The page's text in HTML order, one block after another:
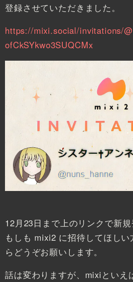
登録させていただきました。
https://mixi.social/invitations/
ofCkSYkwo3SUQCMx
12月23日まで上のリンクで新規
もしも mixi2 に招待してほし
らどうぞお願いします。
話は変わりますが、mixiといえ